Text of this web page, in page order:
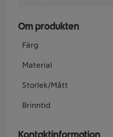
Om produkten
Färg
Material
Storlek/Mått
Brinntid
Kontaktinformation